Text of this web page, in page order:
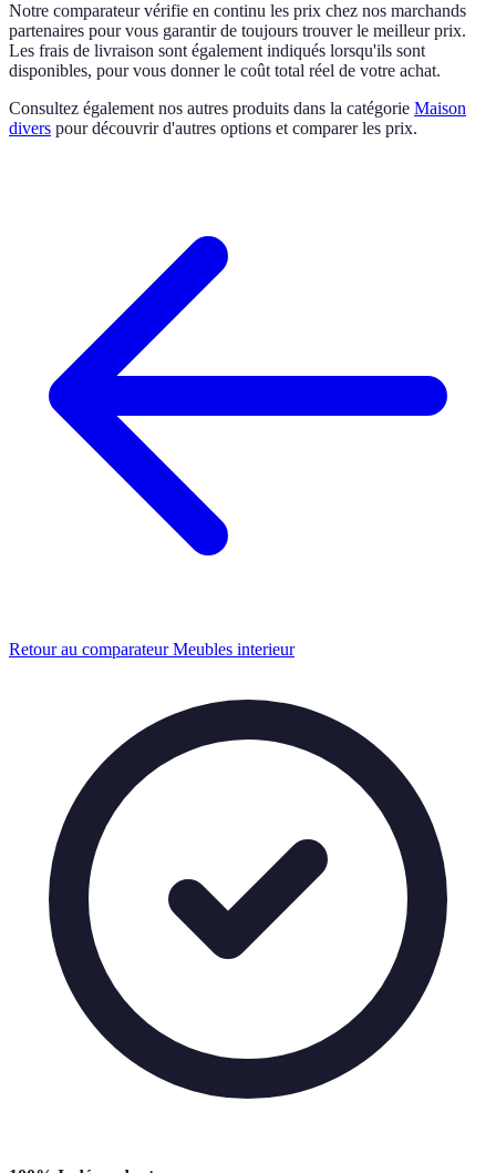
Notre comparateur vérifie en continu les prix chez nos marchands
partenaires pour vous garantir de toujours trouver le meilleur prix.
Les frais de livraison sont également indiqués lorsqu'ils sont
disponibles, pour vous donner le coût total réel de votre achat.
Consultez également nos autres produits dans la catégorie Maison
divers pour découvrir d'autres options et comparer les prix.
Retour au comparateur Meubles interieur